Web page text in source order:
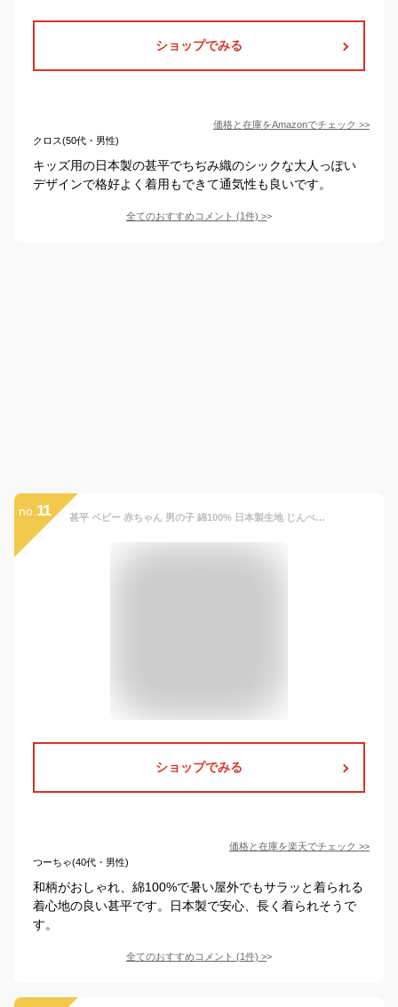
ショップでみる
価格と在庫をAmazonでチェック >>
クロス(50代・男性)
キッズ用の日本製の甚平でちぢみ織のシックな大人っぽい
デザインで格好よく着用もできて通気性も良いです。
全てのおすすめコメント (1件) >
no. 11 甚平 ベビー 赤ちゃん 男の子 綿100% 日本製生地 じんべい スーツ上下 祭 甚平 部屋着 寝まき パジャマ 子供甚平 80cm 90cm 95cm
ショップでみる
価格と在庫を楽天でチェック >>
つーちゃ(40代・男性)
和柄がおしゃれ、綿100%で暑い屋外でもサラッと着られる
着心地の良い甚平です。日本製で安心、長く着られそうで
す。
全てのおすすめコメント (1件) >